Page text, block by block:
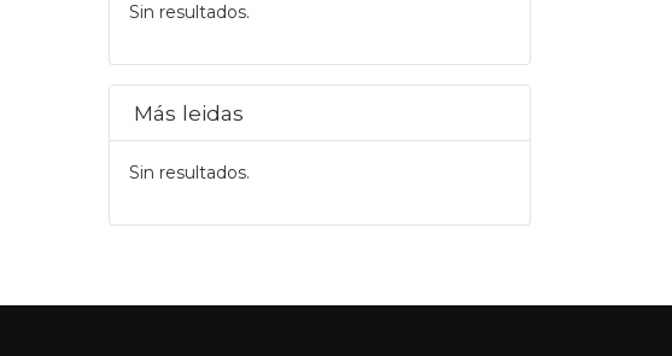
Sin resultados.
Más leidas
Sin resultados.